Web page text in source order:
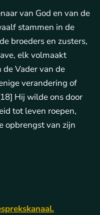
van God en van de
stammen in de
broeders en zusters,
elk volmaakt
Vader van de
verandering of
Hij wilde ons door
tot leven roepen,
opbrengst van zijn